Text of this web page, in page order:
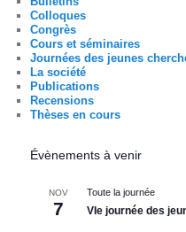
Colloques
Congrès
Cours et séminaires
Journées des jeunes
La société
Publications
Recensions
Thèses en cours
Évènements à venir
NOV
7
Toute la journée
VIe journée des